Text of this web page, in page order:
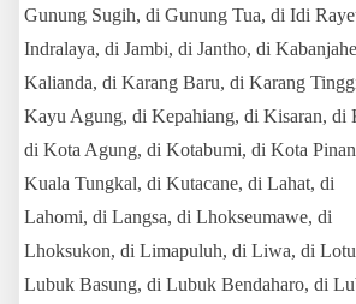
Gunung Sugih, di Gunung Tua, di Idi
Indralaya, di Jambi, di Jantho, di
Kalianda, di Karang Baru, di Karang
Kayu Agung, di Kepahiang, di Kisaran, di
di Kota Agung, di Kotabumi, di Kota
Kuala Tungkal, di Kutacane, di Lahat, di
Lahomi, di Langsa, di Lhokseumawe, di
Lhoksukon, di Limapuluh, di Liwa, di
Lubuk Basung, di Lubuk Bendaharo, di